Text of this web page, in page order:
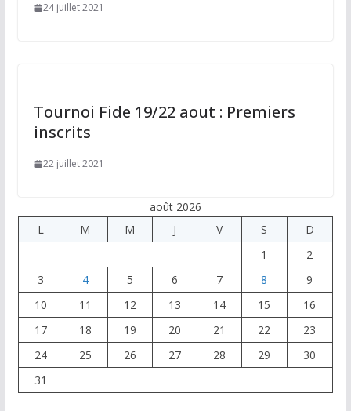
24 juillet 2021
Tournoi Fide 19/22 aout : Premiers
inscrits
22 juillet 2021
août 2026
L
M M J V S
D
1
2
3
4 5 6 7 8
9
10
11 12 13 14 15
16
17
18 19 20 21 22
23
24
25 26 27 28 29
30
31